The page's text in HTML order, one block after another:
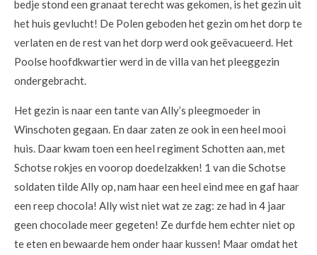
bedje stond een granaat terecht was gekomen, is het gezin uit
het huis gevlucht! De Polen geboden het gezin om het dorp te
verlaten en de rest van het dorp werd ook geëvacueerd. Het
Poolse hoofdkwartier werd in de villa van het pleeggezin
ondergebracht.
Het gezin is naar een tante van Ally’s pleegmoeder in
Winschoten gegaan. En daar zaten ze ook in een heel mooi
huis. Daar kwam toen een heel regiment Schotten aan, met
Schotse rokjes en voorop doedelzakken! 1 van die Schotse
soldaten tilde Ally op, nam haar een heel eind mee en gaf haar
een reep chocola! Ally wist niet wat ze zag: ze had in 4 jaar
geen chocolade meer gegeten! Ze durfde hem echter niet op
te eten en bewaarde hem onder haar kussen! Maar omdat het